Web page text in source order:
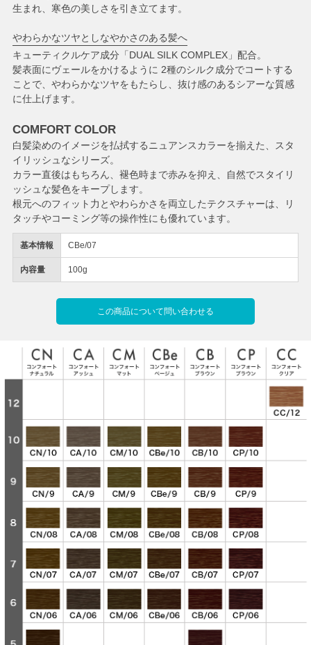
基本情報 CBe/07
内容量 100g
この商品について問い合わせる
生まれ、寒色の美しさを引き立てます。
やわらかなツヤとしなやかさのある髪へ
キューティクルケア成分「DUAL SILK COMPLEX」配合。
髪表面にヴェールをかけるように 2種のシルク成分でコートする
ことで、やわらかなツヤをもたらし、抜け感のあるシアーな質感
に仕上げます。
COMFORT COLOR
白髪染めのイメージを払拭するニュアンスカラーを揃えた、スタ
イリッシュなシリーズ。
カラー直後はもちろん、褪色時まで赤みを抑え、自然でスタイリ
ッシュな髪色をキープします。
根元へのフィット力とやわらかさを両立したテクスチャーは、リ
タッチやコーミング等の操作性にも優れています。